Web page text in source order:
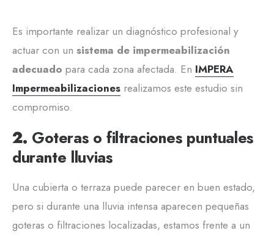
Es importante realizar un diagnóstico profesional y
actuar con un sistema de impermeabilización
adecuado para cada zona afectada. En IMPERA
Impermeabilizaciones realizamos este estudio sin
compromiso.
2. Goteras o filtraciones puntuales
durante lluvias
Una cubierta o terraza puede parecer en buen estado,
pero si durante una lluvia intensa aparecen pequeñas
goteras o filtraciones localizadas, estamos frente a un